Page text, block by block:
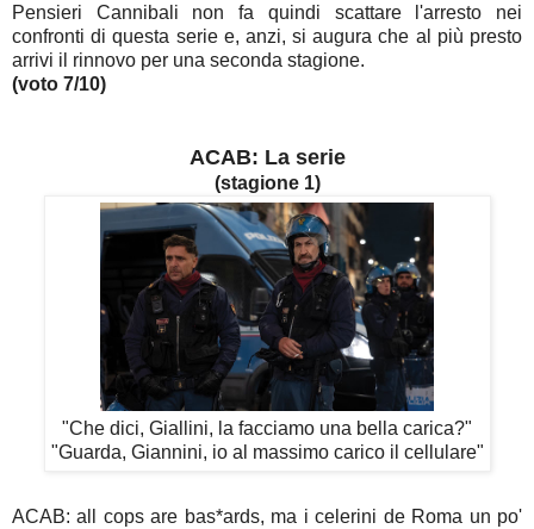
Pensieri Cannibali non fa quindi scattare l'arresto nei
confronti di questa serie e, anzi, si augura che al più presto
arrivi il rinnovo per una seconda stagione.
(voto 7/10)
ACAB: La serie
(stagione 1)
"Che dici, Giallini, la facciamo una bella carica?"
"Guarda, Giannini, io al massimo carico il cellulare"
ACAB: all cops are bas*ards, ma i celerini de Roma un po'